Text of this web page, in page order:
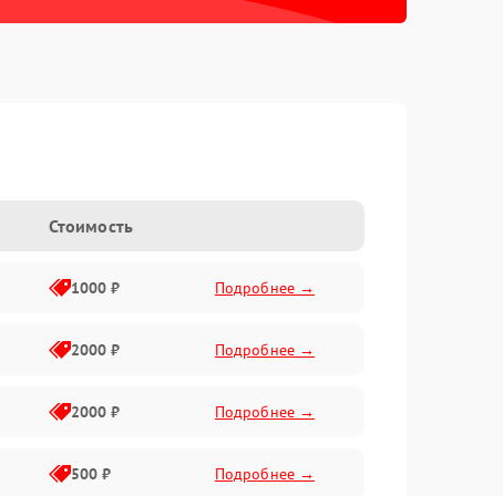
Стоимость
1000 ₽ Подробнее →
2000 ₽ Подробнее →
2000 ₽ Подробнее →
500 ₽ Подробнее →